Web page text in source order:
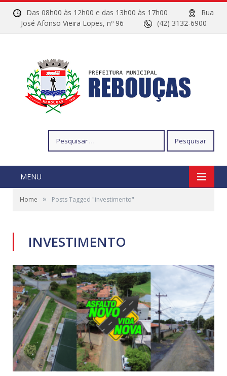
Das 08h00 às 12h00 e das 13h00 às 17h00
Rua
José Afonso Vieira Lopes, nº 96
(42) 3132-6900
por:
MENU
Home » Posts Tagged "investimento"
INVESTIMENTO